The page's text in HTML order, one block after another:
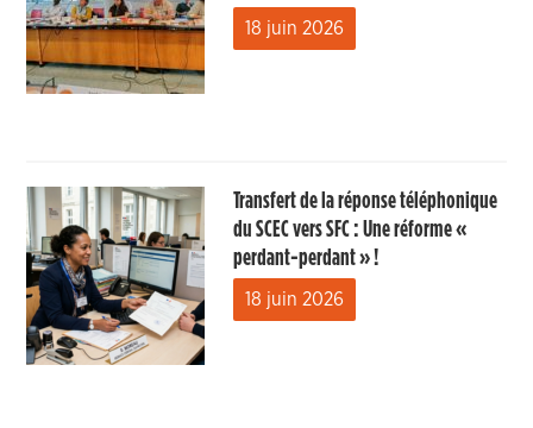
18 juin 2026
Transfert de la réponse téléphonique
du SCEC vers SFC : Une réforme «
perdant-perdant » !
18 juin 2026